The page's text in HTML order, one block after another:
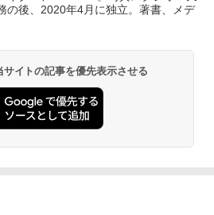
の後、2020年4月に独立。著書、メデ
イトの記事を優先表示させる